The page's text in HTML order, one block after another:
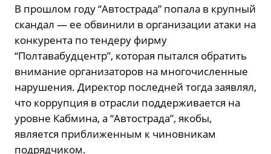
В прошлом году “Автострада” попала в крупный
скандал — ее обвинили в организации атаки на
конкурента по тендеру фирму
“Полтавабудцентр”, которая пытался обратить
внимание организаторов на многочисленные
нарушения. Директор последней тогда заявлял,
что коррупция в отрасли поддерживается на
уровне Кабмина, а “Автострада”, якобы,
является приближенным к чиновникам
подрядчиком.